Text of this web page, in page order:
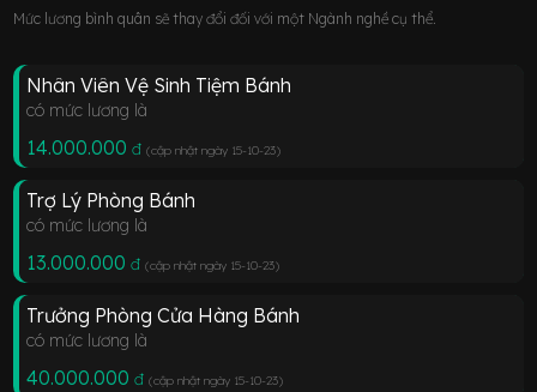
Mức lương bình quân sẽ thay đổi đối với một Ngành nghề cụ thể.
Nhân Viên Vệ Sinh Tiệm Bánh
có mức lương là
14.000.000 đ (cập nhật ngày 15-10-23)
Trợ Lý Phòng Bánh
có mức lương là
13.000.000 đ (cập nhật ngày 15-10-23)
Trưởng Phòng Cửa Hàng Bánh
có mức lương là
40.000.000 đ (cập nhật ngày 15-10-23)